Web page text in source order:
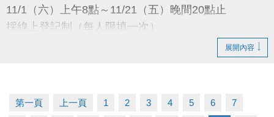
11/1（六）上午8點～11/21（五）晚間20點止
採線上登記制（每人限填一次）
展開內容
第一頁 上一頁 1 2 3 4 5 6 7